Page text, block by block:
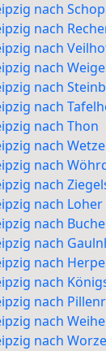
nach
nach
nach
nach
nach
nach
nach Thon
nach
nach
nach
nach
nach
nach
nach
nach
nach
nach
nach